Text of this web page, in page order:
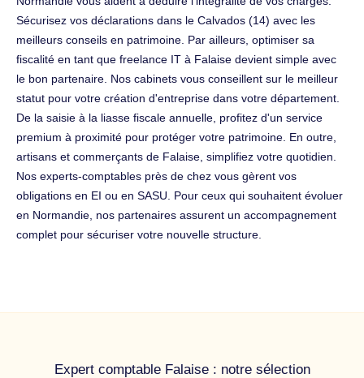
Sécurisez vos déclarations dans le Calvados (14) avec les
meilleurs conseils en patrimoine. Par ailleurs, optimiser sa
fiscalité en tant que freelance IT à Falaise devient simple avec
le bon partenaire. Nos cabinets vous conseillent sur le meilleur
statut pour votre création d'entreprise dans votre département.
De la saisie à la liasse fiscale annuelle, profitez d'un service
premium à proximité pour protéger votre patrimoine. En outre,
artisans et commerçants de Falaise, simplifiez votre quotidien.
Nos experts-comptables près de chez vous gèrent vos
obligations en EI ou en SASU. Pour ceux qui souhaitent évoluer
en Normandie, nos partenaires assurent un accompagnement
complet pour sécuriser votre nouvelle structure.
Expert comptable Falaise : notre sélection